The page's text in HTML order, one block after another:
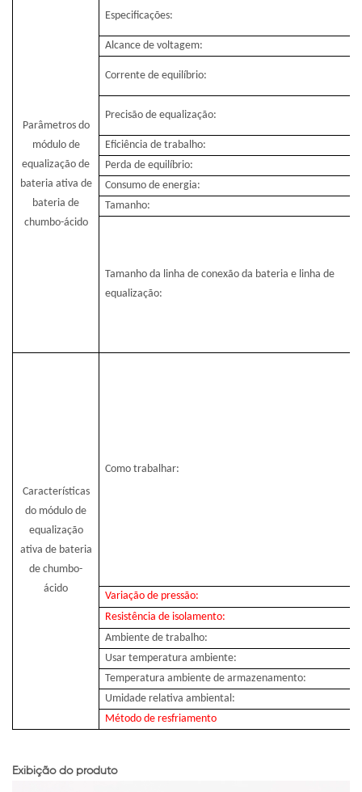
Parâmetros do
módulo de
equalização de
bateria ativa de
bateria de
chumbo-ácido
Especificações:
Alcance de voltagem:
Corrente de equilíbrio:
Precisão de equalização:
Eficiência de trabalho:
Perda de equilíbrio:
Consumo de energia:
Tamanho:
Tamanho da linha de conexão da bateria e linha de
equalização:
Características
do módulo de
equalização
ativa de bateria
de chumbo-
ácido
Como trabalhar:
Variação de pressão:
Resistência de isolamento:
Ambiente de trabalho:
Usar temperatura ambiente:
Temperatura ambiente de armazenamento:
Umidade relativa ambiental:
Método de resfriamento
Exibição do produto